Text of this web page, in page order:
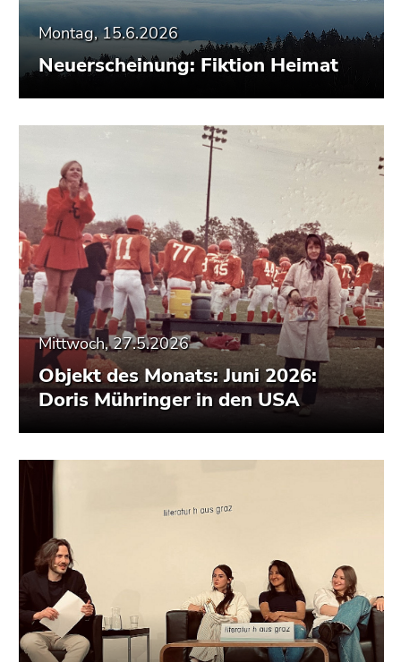
Montag, 15.6.2026
Neuerscheinung: Fiktion Heimat
Mittwoch, 27.5.2026
Objekt des Monats: Juni 2026:
Doris Mühringer in den USA